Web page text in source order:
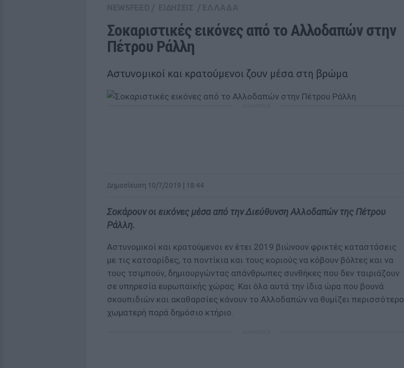
Σοκαριστικές εικόνες από το Αλλοδαπών στην
Πέτρου Ράλλη
Αστυνομικοί και κρατούμενοι ζουν μέσα στη βρώμα
Δημοσίευση 10/7/2019 | 18:44
Σοκάρουν οι εικόνες μέσα από την Διεύθυνση Αλλοδαπών της Πέτρου
Ράλλη.
Αστυνομικοί και κρατούμενοι εν έτει 2019 βιώνουν φρικτές καταστάσεις
με τις κατσαρίδες, τα ποντίκια και τους κοριούς να κόβουν βόλτες και να
τους τσιμπούν, δημιουργώντας απάνθρωπες συνθήκες που δεν ταιριάζουν
σε υπηρεσία ευρωπαϊκής χώρας. Και όλα αυτά την ίδια ώρα που βουνά
σκουπιδιών και ακαθαρσίες κάνουν το Αλλοδαπών να θυμίζει περισσότερο
χωματερή παρά δημόσιο κτήριο.